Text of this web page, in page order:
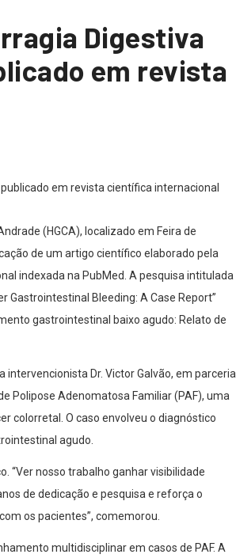
Digestiva
em revista
(HGCA), localizado em Feira de
de um artigo científico elaborado pela
indexada na PubMed. A pesquisa intitulada
Gastrointestinal Bleeding: A Case Report”
gastrointestinal baixo agudo: Relato de
Dr. Victor Galvão, em parceria
Polipose Adenomatosa Familiar (PAF), uma
colorretal. O caso envolveu o diagnóstico
agudo.
“Ver nosso trabalho ganhar visibilidade
de dedicação e pesquisa e reforça o
os pacientes”, comemorou.
multidisciplinar em casos de PAF. A